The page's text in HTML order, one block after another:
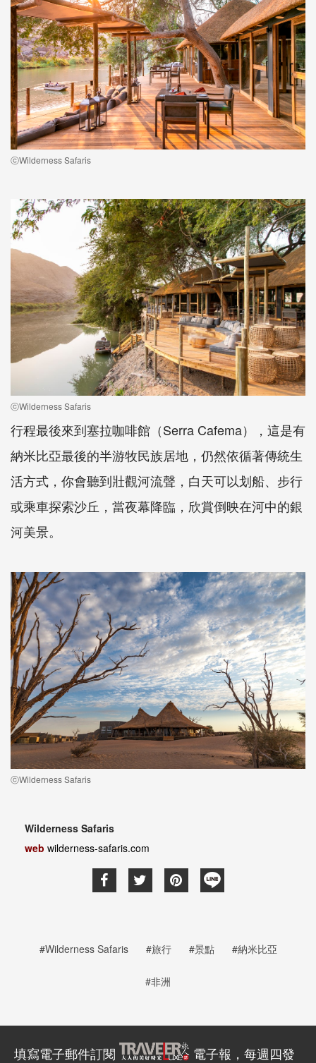
ⓒWilderness Safaris
ⓒWilderness Safaris
行程最後來到塞拉咖啡館（Serra Cafema），這是有
納米比亞最後的半游牧民族居地，仍然依循著傳統生
活方式，你會聽到壯觀河流聲，白天可以划船、步行
或乘車探索沙丘，當夜幕降臨，欣賞倒映在河中的銀
河美景。
ⓒWilderness Safaris
Wilderness Safaris
web wilderness-safaris.com
#Wilderness Safaris #旅行 #景點 #納米比亞
#非洲
填寫電子郵件訂閱
電子報，每週四發